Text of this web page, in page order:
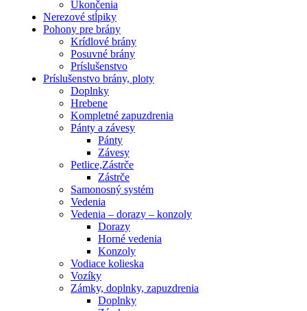
Ukončenia
Nerezové stĺpiky
Pohony pre brány
Krídlové brány
Posuvné brány
Príslušenstvo
Príslušenstvo brány, ploty
Doplnky
Hrebene
Kompletné zapuzdrenia
Pánty a závesy
Pánty
Závesy
Petlice,Zástrče
Zástrče
Samonosný systém
Vedenia
Vedenia – dorazy – konzoly
Dorazy
Horné vedenia
Konzoly
Vodiace kolieska
Vozíky
Zámky, doplnky, zapuzdrenia
Doplnky